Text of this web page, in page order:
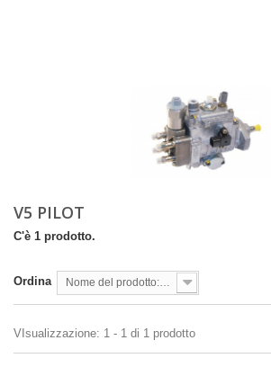
V5 PILOT
C'è 1 prodotto.
Ordina Nome del prodotto: dalla A alla Z
VIsualizzazione: 1 - 1 di 1 prodotto